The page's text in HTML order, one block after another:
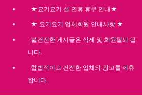
★요기요기 설 연휴 휴무 안내★
★ 요기요기 업체회원 안내사항 ★
불건전한 게시글은 삭제 및 회원탈퇴 됩
니다.
합법적이고 건전한 업체와 광고를 제휴
합니다.